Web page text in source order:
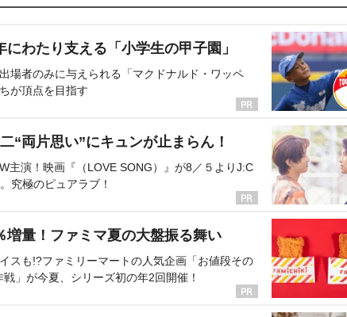
わたり支える「小学生の甲子園」
場者のみに与えられる「マクドナルド・ワッペ
が頂点を目指す
“両片思い”にキュンが止まらん！
主演！映画『（LOVE SONG）』が8／５よりJ:C
究極のピュアラブ！
増量！ファミマ夏の大盤振る舞い
スも!?ファミリーマートの人気企画「お値段その
」が今夏、シリーズ初の年2回開催！